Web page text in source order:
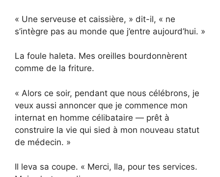
« Une serveuse et caissière, » dit-il, « ne
s’intègre pas au monde que j’entre aujourd’hui. »
La foule haleta. Mes oreilles bourdonnèrent
comme de la friture.
« Alors ce soir, pendant que nous célébrons, je
veux aussi annoncer que je commence mon
internat en homme célibataire — prêt à
construire la vie qui sied à mon nouveau statut
de médecin. »
Il leva sa coupe. « Merci, Ila, pour tes services.